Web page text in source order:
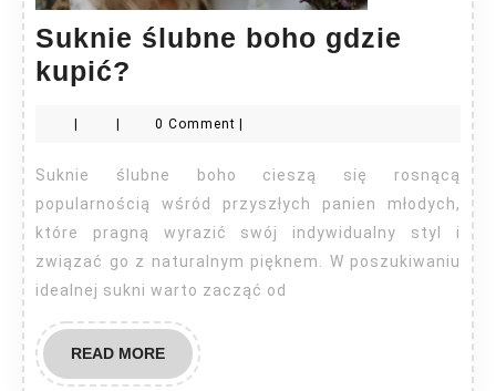
Suknie ślubne boho gdzie
kupić?
boho
gdzie
kupić?
0 Comment
Suknie ślubne boho cieszą się rosnącą
popularnością wśród przyszłych panien młodych,
które pragną wyrazić swój indywidualny styl i
związać go z naturalnym pięknem. W poszukiwaniu
idealnej sukni warto zacząć od
READ MOREREAD
MORE